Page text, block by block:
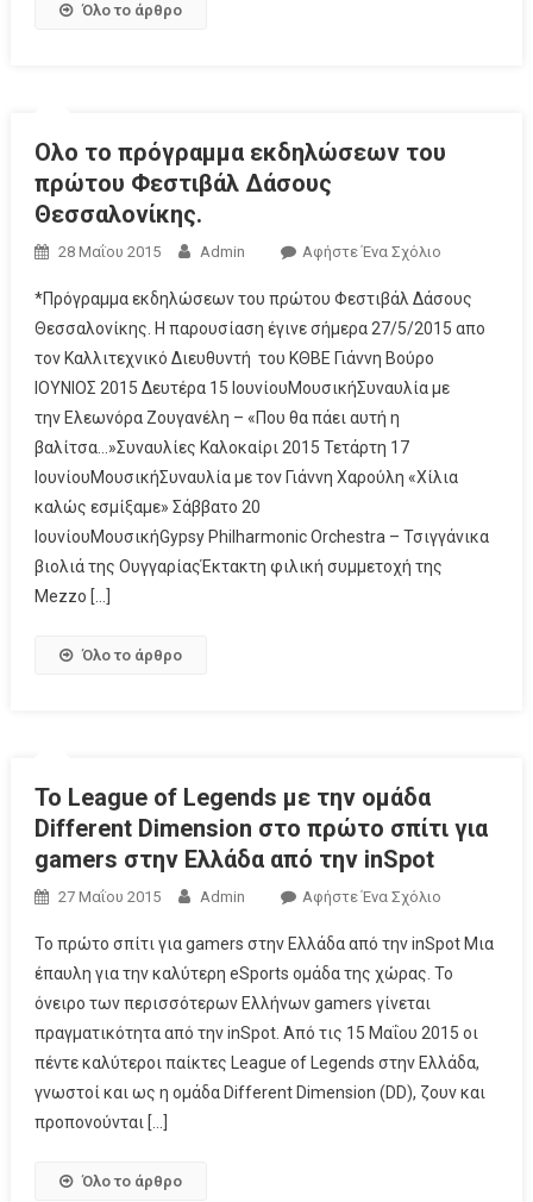
Όλο το άρθρο
Ολο το πρόγραμμα εκδηλώσεων του
πρώτου Φεστιβάλ Δάσους
Θεσσαλονίκης.
28 Μαΐου 2015 Admin Αφήστε Ένα Σχόλιο
*Πρόγραμμα εκδηλώσεων του πρώτου Φεστιβάλ Δάσους
Θεσσαλονίκης. Η παρουσίαση έγινε σήμερα 27/5/2015 απο
τον Καλλιτεχνικό Διευθυντή του ΚΘΒΕ Γιάννη Βούρο
ΙΟΥΝΙΟΣ 2015 Δευτέρα 15 ΙουνίουMoυσικήΣυναυλία με
την Ελεωνόρα Ζουγανέλη – «Που θα πάει αυτή η
βαλίτσα…»Συναυλίες Καλοκαίρι 2015 Τετάρτη 17
ΙουνίουΜουσικήΣυναυλία με τον Γιάννη Χαρούλη «Χίλια
καλώς εσμίξαμε» Σάββατο 20
ΙουνίουΜουσικήGypsy Philharmonic Orchestra – Τσιγγάνικα
βιολιά της ΟυγγαρίαςΈκτακτη φιλική συμμετοχή της
Μezzo […]
Όλο το άρθρο
Το League of Legends με την ομάδα
Different Dimension στο πρώτο σπίτι για
gamers στην Ελλάδα από την inSpot
27 Μαΐου 2015 Admin Αφήστε Ένα Σχόλιο
Το πρώτο σπίτι για gamers στην Ελλάδα από την inSpot Μια
έπαυλη για την καλύτερη eSports ομάδα της χώρας. Το
όνειρο των περισσότερων Ελλήνων gamers γίνεται
πραγματικότητα από την inSpot. Από τις 15 Μαΐου 2015 οι
πέντε καλύτεροι παίκτες League of Legends στην Ελλάδα,
γνωστοί και ως η ομάδα Different Dimension (DD), ζουν και
προπονούνται […]
Όλο το άρθρο